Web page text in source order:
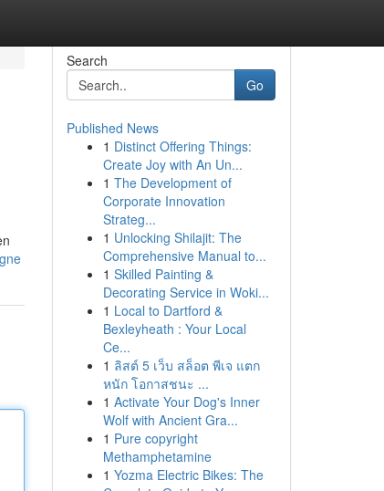
Search
Go
Published News
1 Distinct Offering Things:
Create Joy with An Un...
1 The Development of
Corporate Innovation
Strateg...
1 Unlocking Shilajit: The
Comprehensive Manual to...
1 Skilled Painting &
Decorating Service in Woki...
1 Local to Dartford &
Bexleyheath : Your Local
Ce...
1 ลิสต์ 5 เว็บ สล็อต พีเจ แตก
หนัก โอกาสชนะ ...
1 Activate Your Dog's Inner
Wolf with Ancient Gra...
1 Pure copyright
Methamphetamine
1 Yozma Electric Bikes: The